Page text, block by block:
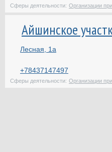
Сферы деятельности: Организации
Айшинское
Лесная, 1а
+78437147497
Сферы деятельности: Организации